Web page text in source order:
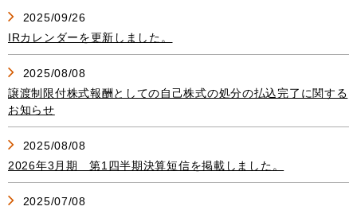
2025/09/26
IRカレンダーを更新しました。
2025/08/08
譲渡制限付株式報酬としての自己株式の処分の払込完了に関する
お知らせ
2025/08/08
2026年3月期 第1四半期決算短信を掲載しました。
2025/07/08